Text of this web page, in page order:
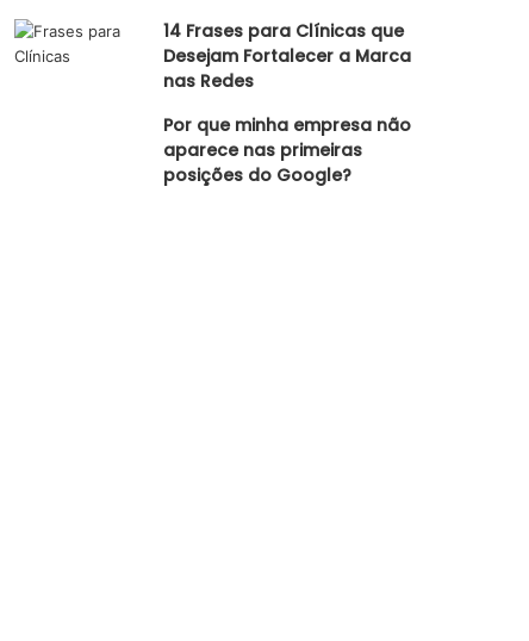
14 Frases para Clínicas que
Desejam Fortalecer a Marca
nas Redes
Por que minha empresa não
aparece nas primeiras
posições do Google?